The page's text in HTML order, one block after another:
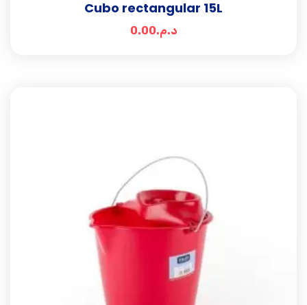
Cubo rectangular 15L
د.م.0.00